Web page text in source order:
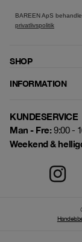
BAREEN ApS
privatlivspolitik
SHOP
INFORMATION
KUNDESERVICE
Man - Fre:9:00 -
Weekend &